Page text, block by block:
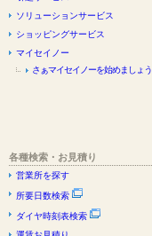
ソリューションサービス
ショッピングサービス
マイセイノー
さぁマイセイノーを始めましょう
各種検索・お見積り
営業所を探す
所要日数検索
ダイヤ時刻表検索